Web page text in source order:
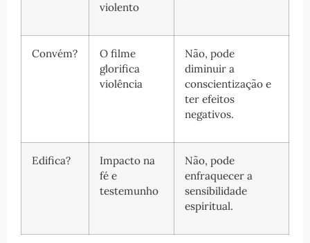
violento
Convém?
O filme
glorifica
violência
Não, pode
diminuir a
conscientização e
ter efeitos
negativos.
Edifica?
Impacto na
fé e
testemunho
Não, pode
enfraquecer a
sensibilidade
espiritual.